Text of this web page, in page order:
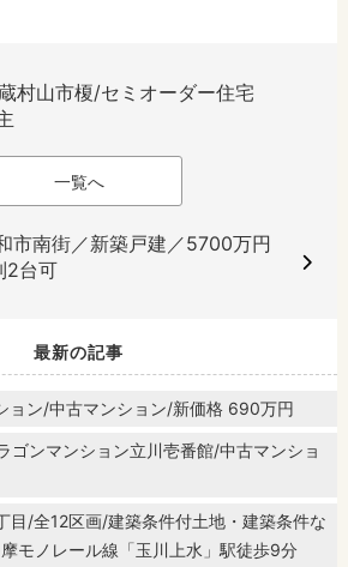
村山市榎/セミオーダー住宅
一覧へ
市南街／新築戸建／5700万円
2台可
最新の記事
ョン/中古マンション/新価格 690万円
ゴンマンション立川壱番館/中古マンショ
目/全12区画/建築条件付土地・建築条件な
モノレール線「玉川上水」駅徒歩9分